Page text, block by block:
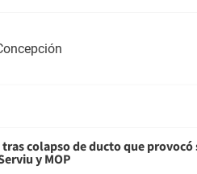
colapso de ducto que provocó
y MOP